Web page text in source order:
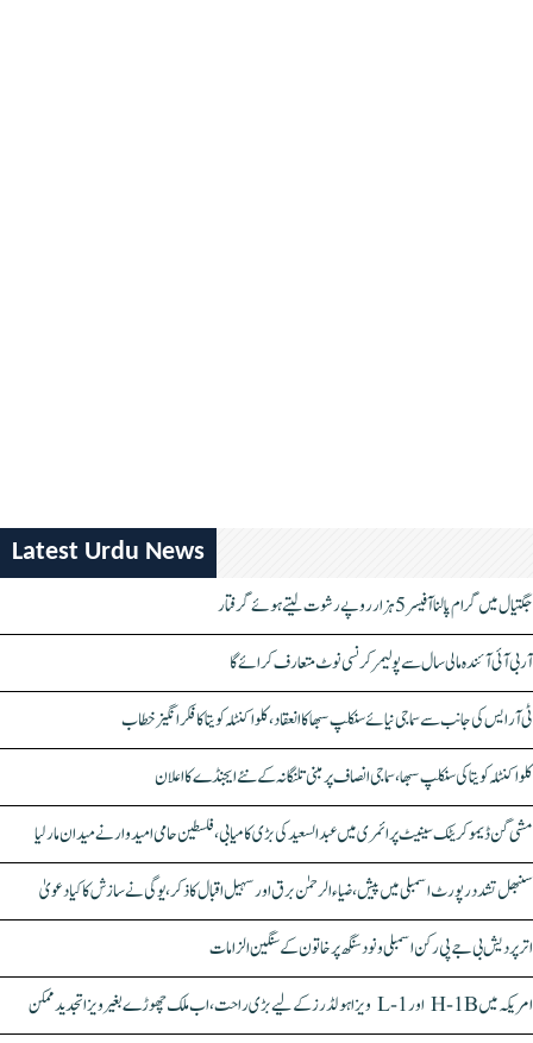
Latest Urdu News
جگتیال میں گرام پالنا آفیسر 5 ہزار روپے رشوت لیتے ہوئے گرفتار
آر بی آئی آئندہ مالی سال سے پولیمر کرنسی نوٹ متعارف کرائے گا
ٹی آر ایس کی جانب سے سماجی نیائے سنکلپ سبھا کا انعقاد، کلواکنٹلہ کویتا کا فکر انگیز خطاب
کلواکنٹلہ کویتا کی سنکلپ سبھا، سماجی انصاف پر مبنی تلنگانہ کے نئے ایجنڈے کا اعلان
مشی گن ڈیموکریٹک سینیٹ پرائمری میں عبدالسعید کی بڑی کامیابی، فلسطین حامی امیدوار نے میدان مار لیا
سنبھل تشدد رپورٹ اسمبلی میں پیش، ضیاء الرحمٰن برق اور سہیل اقبال کا ذکر، یوگی نے سازش کا کیا دعویٰ
اتر پردیش بی جے پی رکن اسمبلی ونود سنگھ پر خاتون کے سنگین الزامات
امریکہ میں H-1B اور L-1 ویزا ہولڈرز کے لیے بڑی راحت، اب ملک چھوڑے بغیر ویزا تجدید ممکن